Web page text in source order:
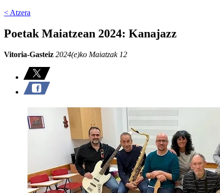
< Atzera
Poetak Maiatzean 2024: Kanajazz
Vitoria-Gasteiz 2024(e)ko Maiatzak 12